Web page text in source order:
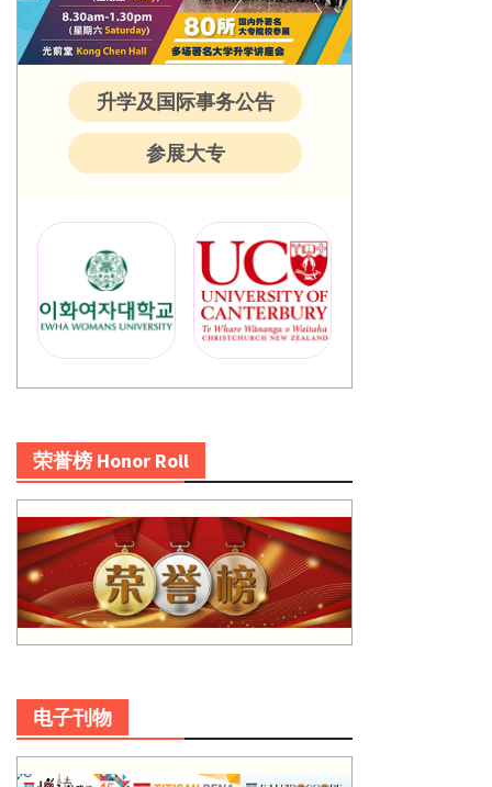
升学及国际事务公告
参展大专
荣誉榜 Honor Roll
电子刊物